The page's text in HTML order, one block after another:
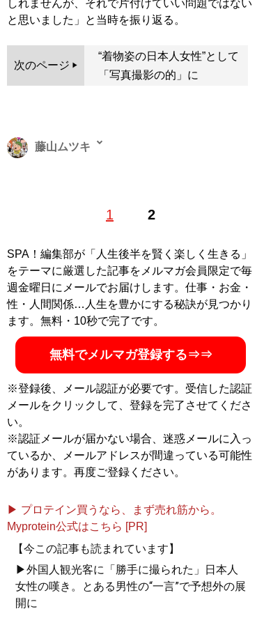
しれませんが、それで片付けていい問題ではない
と思いました」と当時を振り返る。
次のページ
“着物姿の日本人女性”として
「写真撮影の的」に
1 2
藤山ムツキ
コンビニへの買い出しから芸能人のゴーストライターま
アングラ旅行』『 実録！いかがわしい経験をしまくって
みました』『10ドルの夜景』など。執筆協力に『旅の賢
人たちがつくった海外旅行最強ナビ』シリーズほか多
数。X（旧Twitter）：@gold_gogogo
記事一覧へ
SPA！編集部が「人生後半を賢く楽しく生きる」
をテーマに厳選した記事をメルマガ会員限定で毎
週金曜日にメールでお届けします。仕事・お金・
性・人間関係…人生を豊かにする秘訣が見つかり
ます。無料・10秒で完了です。
無料でメルマガ登録する⇒⇒
※登録後、メール認証が必要です。受信した認証
メールをクリックして、登録を完了させてくださ
い。
※認証メールが届かない場合、迷惑メールに入っ
ているか、メールアドレスが間違っている可能性
があります。再度ご登録ください。
▶ プロテイン買うなら、まず売れ筋から。
Myprotein公式はこちら [PR]
【今この記事も読まれています】
▶外国人観光客に「勝手に撮られた」日本人
女性の嘆き。とある男性の“一言”で予想外の展
開に